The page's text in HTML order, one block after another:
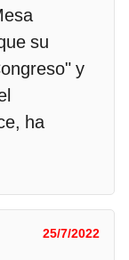
su
y
ha
25/7/2022